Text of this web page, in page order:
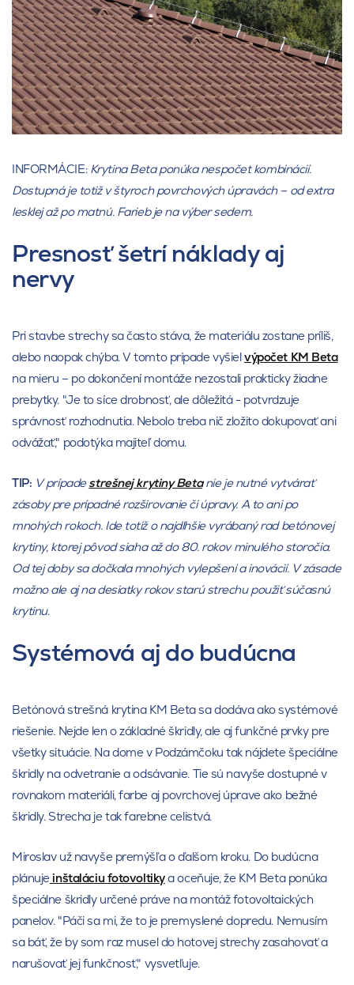
INFORMÁCIE: Krytina Beta ponúka nespočet kombinácií.
Dostupná je totiž v štyroch povrchových úpravách – od extra
lesklej až po matnú. Farieb je na výber sedem.
Presnosť šetrí náklady aj
nervy
Pri stavbe strechy sa často stáva, že materiálu zostane príliš,
alebo naopak chýba. V tomto prípade vyšielvýpočet KM Beta
na mieru – po dokončení montáže nezostali prakticky žiadne
prebytky. "Je to síce drobnosť, ale dôležitá - potvrdzuje
správnosť rozhodnutia. Nebolo treba nič zložito dokupovať ani
odvážať," podotýka majiteľ domu.
TIP: V prípadestrešnej krytiny Betanie je nutné vytvárať
zásoby pre prípadné rozširovanie či úpravy. A to ani po
mnohých rokoch. Ide totiž o najdlhšie vyrábaný rad betónovej
krytiny, ktorej pôvod siaha až do 80. rokov minulého storočia.
Od tej doby sa dočkala mnohých vylepšení a inovácií. V zásade
možno ale aj na desiatky rokov starú strechu použiť súčasnú
krytinu.
Systémová aj do budúcna
Betónová strešná krytina KM Beta sa dodáva ako systémové
riešenie. Nejde len o základné škridly, ale aj funkčné prvky pre
všetky situácie. Na dome v Podzámčoku tak nájdete špeciálne
škridly na odvetranie a odsávanie. Tie sú navyše dostupné v
rovnakom materiáli, farbe aj povrchovej úprave ako bežné
škridly. Strecha je tak farebne celistvá.
Miroslav už navyše premýšľa o ďalšom kroku. Do budúcna
plánujeinštaláciu fotovoltikya oceňuje, že KM Beta ponúka
špeciálne škridly určené práve na montáž fotovoltaických
panelov. "Páči sa mi, že to je premyslené dopredu. Nemusím
sa báť, že by som raz musel do hotovej strechy zasahovať a
narušovať jej funkčnosť," vysvetľuje.